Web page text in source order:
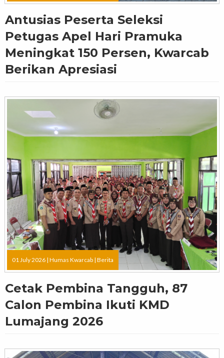
Antusias Peserta Seleksi
Petugas Apel Hari Pramuka
Meningkat 150 Persen, Kwarcab
Berikan Apresiasi
01 July 2026 | Humas Kwarcab | Berita
Cetak Pembina Tangguh, 87
Calon Pembina Ikuti KMD
Lumajang 2026